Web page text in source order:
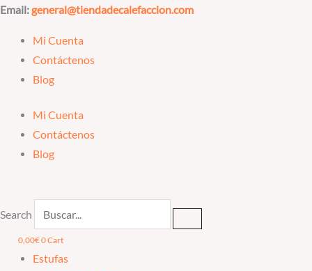
Ir
contenido
Email:general@tiendadecalefaccion.com
Mi Cuenta
Contáctenos
Blog
Mi Cuenta
Contáctenos
Blog
Search
0,00€0Cart
Estufas